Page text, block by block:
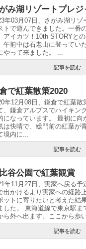
み湖リゾートプレジ
年03月07日、さがみ湖リゾ
トで遊んできました。一番
アイカツ！10th STORYと
午前中は石老山に登ってい
やって来ました。 ...
記事を読む
で紅葉散策2020
年12月08日、鎌倉で紅葉散
、鎌倉アルプスでハイキン
になっています。 最初に向
は快晴で、総門前の紅葉が
境内に...
記事を読む
谷公園で紅葉観賞
年11月27日、実家へ戻る予
出かけるより実家への経路
ットに寄りたいと考えた結
した。 東海道線で東京駅ま
ら外へ出ます。ここから歩
記事を読む